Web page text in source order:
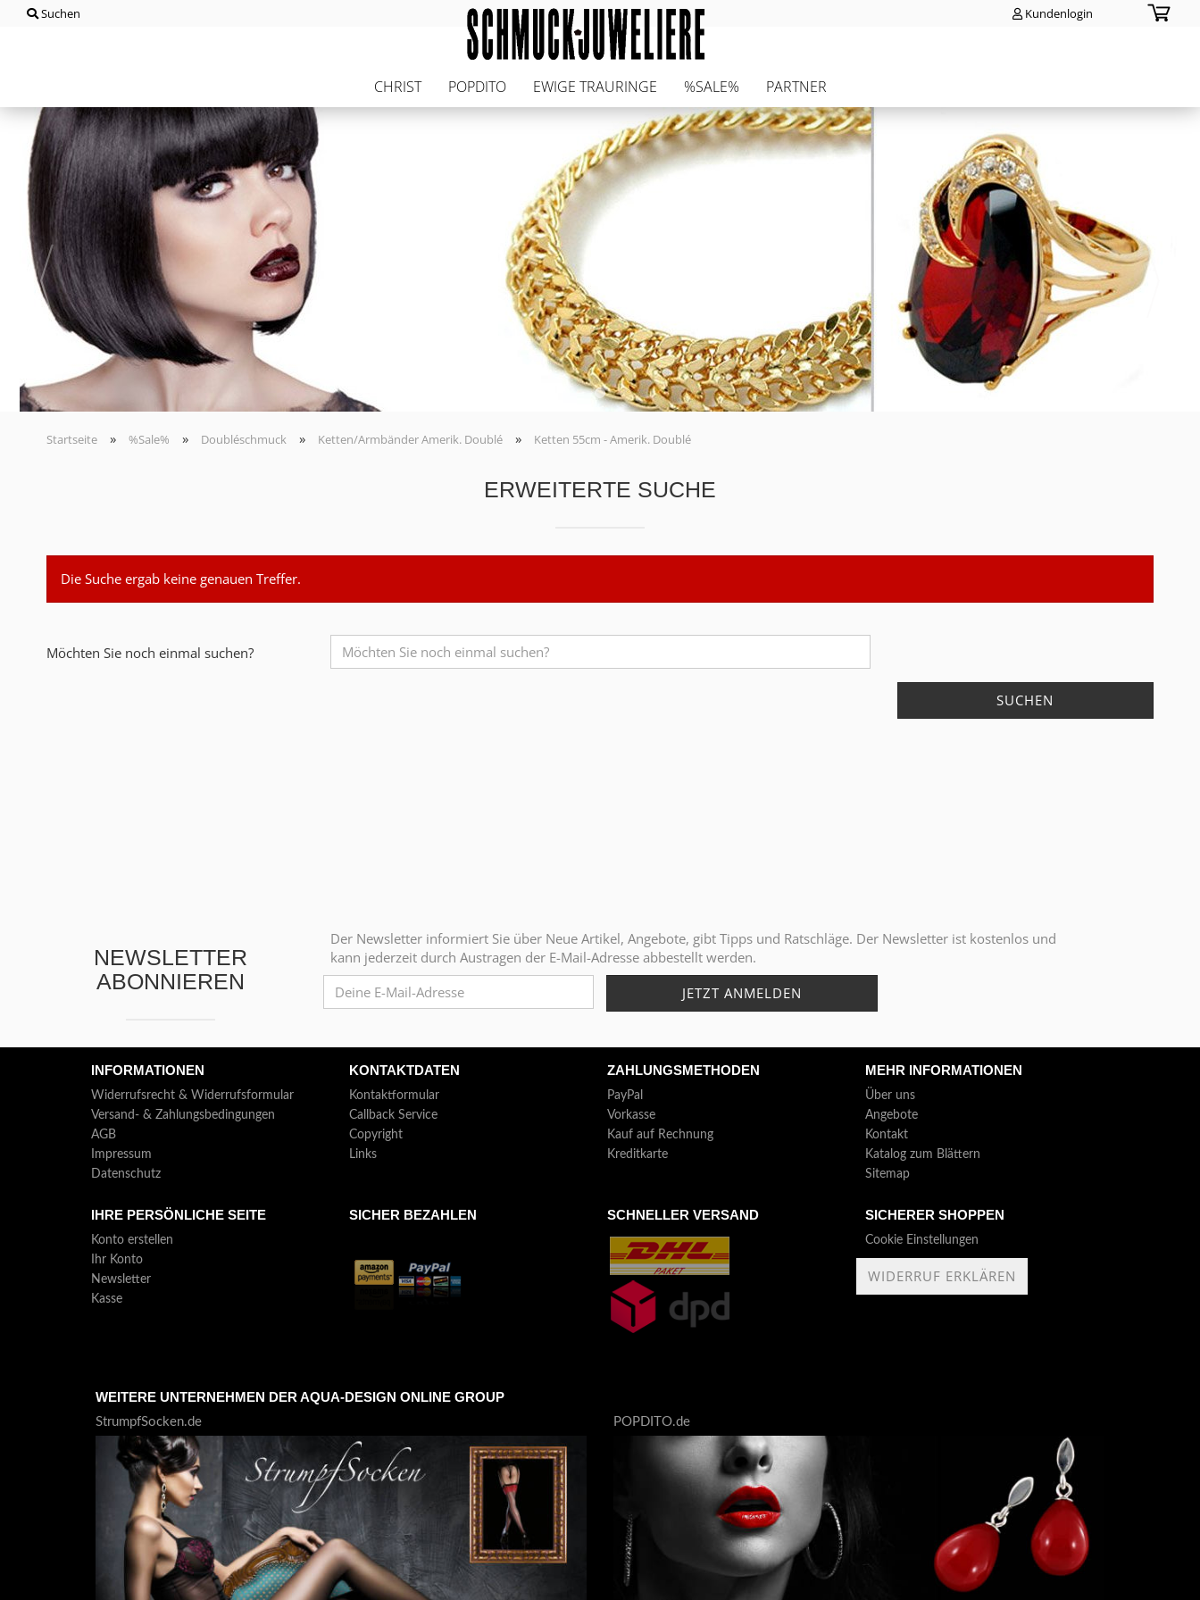
Suchen Kundenlogin
Konto erstellen
Passwort vergessen?
CHRIST POPDITO EWIGE TRAURINGE %SALE% PARTNER
Startseite » %Sale% » Doubléschmuck » Ketten/Armbänder Amerik. Doublé » Ketten 55cm - Amerik. Doublé
ERWEITERTE SUCHE
Die Suche ergab keine genauen Treffer.
Möchten Sie noch einmal suchen?
SUCHEN
NEWSLETTER
ABONNIEREN
Der Newsletter informiert Sie über Neue Artikel, Angebote, gibt Tipps und Ratschläge. Der Newsletter ist kostenlos und
kann jederzeit durch Austragen der E-Mail-Adresse abbestellt werden.
INFORMATIONEN
Widerrufsrecht & Widerrufsformular
Versand- & Zahlungsbedingungen
AGB
Impressum
Datenschutz
KONTAKTDATEN
Kontaktformular
Callback Service
Copyright
Links
ZAHLUNGSMETHODEN
PayPal
Vorkasse
Kauf auf Rechnung
Kreditkarte
MEHR INFORMATIONEN
Über uns
Angebote
Kontakt
Katalog zum Blättern
Sitemap
IHRE PERSÖNLICHE SEITE
Konto erstellen
Ihr Konto
Newsletter
Kasse
SICHER BEZAHLEN SCHNELLER VERSAND SICHERER SHOPPEN
Cookie Einstellungen
WIDERRUF ERKLÄREN
WEITERE UNTERNEHMEN DER AQUA-DESIGN ONLINE GROUP
StrumpfSocken.de POPDITO.de